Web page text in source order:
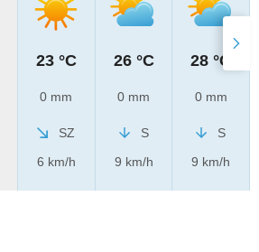
23 °C
0 mm
SZ
6 km/h
26 °C
0 mm
S
9 km/h
28 °C
0 mm
S
9 km/h